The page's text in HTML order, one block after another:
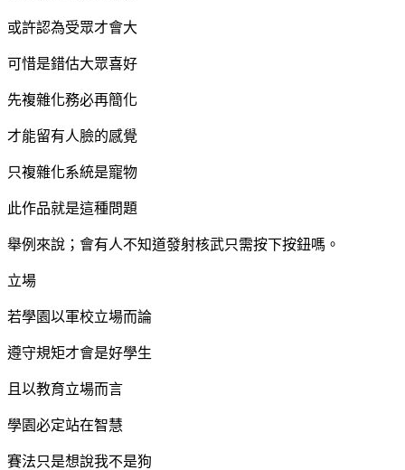
或許認為受眾才會大
可惜是錯估大眾喜好
先複雜化務必再簡化
才能留有人臉的感覺
只複雜化系統是寵物
此作品就是這種問題
舉例來說；會有人不知道發射核武只需按下按鈕嗎。
立場
若學園以軍校立場而論
遵守規矩才會是好學生
且以教育立場而言
學園必定站在智慧
賽法只是想說我不是狗